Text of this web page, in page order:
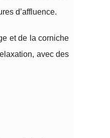
d’affluence.
et de la corniche
avec des